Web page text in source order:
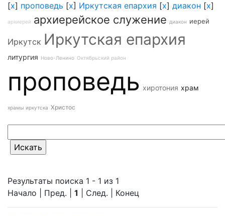
[x] проповедь [x] Иркутская епархия [x] диакон [x]
архиерей архиерейское служение диакон иерей
Иркутск Иркутская епархия
литургия Ново-Ленино Октябрьский район
проповедь хиротония храм
храмы иркутска Христос
Результаты поиска 1 - 1 из 1
Начало | Пред. | 1 | След. | Конец